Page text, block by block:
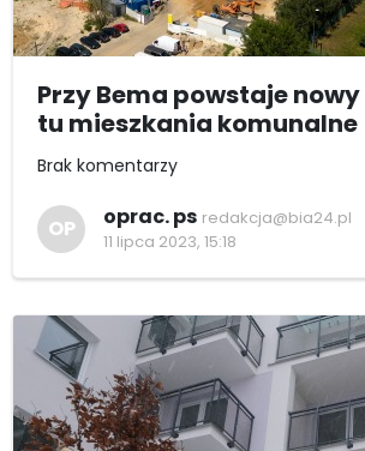
Przy Bema powstaje
tu mieszkania komunalne
Brak komentarzy
OP oprac. ps redakcja@bia24.pl
11 lipca 2023, 15:18